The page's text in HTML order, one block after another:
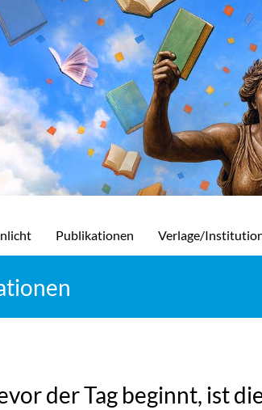
Publikationen Verlage/
der Tag beginnt, ist